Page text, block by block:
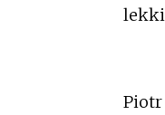
Piotr